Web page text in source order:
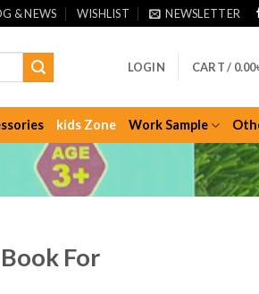
& NEWS WISHLIST NEWSLETTER
LOGIN CART / 0.00
kids Zone Work Sample
For